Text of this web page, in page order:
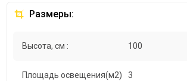
Размеры:
Высота, см : 100
Площадь освещения(м2)
3